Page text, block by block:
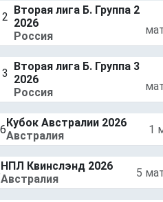
Вторая лига Б. Группа 2
2026
Россия
Вторая лига Б. Группа 3
2026
Россия
Кубок Австралии 2026
Австралия
1
НПЛ Квинслэнд 2026
Австралия
5